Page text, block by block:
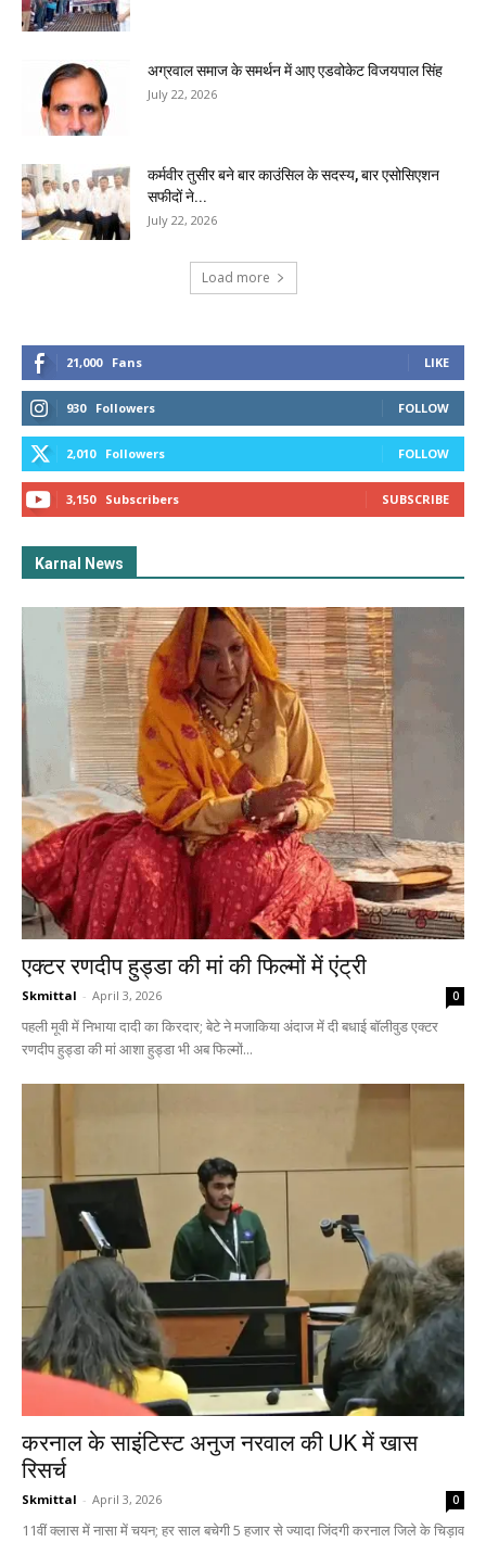
अग्रवाल समाज के समर्थन में आए एडवोकेट विजयपाल सिंह
July 22, 2026
कर्मवीर तुसीर बने बार काउंसिल के सदस्य, बार एसोसिएशन
सफीदों ने...
July 22, 2026
Load more
21,000 Fans LIKE
930 Followers FOLLOW
2,010 Followers FOLLOW
3,150 Subscribers SUBSCRIBE
Karnal News
एक्टर रणदीप हुड्डा की मां की फिल्मों में एंट्री
Skmittal - April 3, 2026 0
पहली मूवी में निभाया दादी का किरदार; बेटे ने मजाकिया अंदाज में दी बधाई बॉलीवुड एक्टर
रणदीप हुड्डा की मां आशा हुड्डा भी अब फिल्मों...
करनाल के साइंटिस्ट अनुज नरवाल की UK में खास
रिसर्च
Skmittal - April 3, 2026 0
11वीं क्लास में नासा में चयन; हर साल बचेगी 5 हजार से ज्यादा जिंदगी करनाल जिले के चिड़ाव